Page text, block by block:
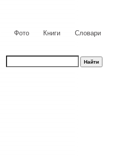
Фото Книги Словари